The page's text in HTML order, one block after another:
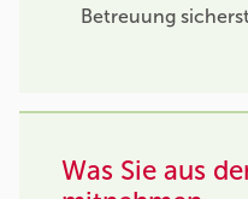
Betreuung
Was Sie aus